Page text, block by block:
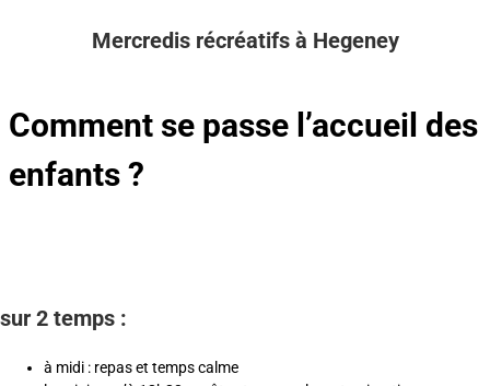
Mercredis récréatifs à Hegeney
Comment se passe l’accueil des
enfants ?
sur 2 temps :
à midi : repas et temps calme